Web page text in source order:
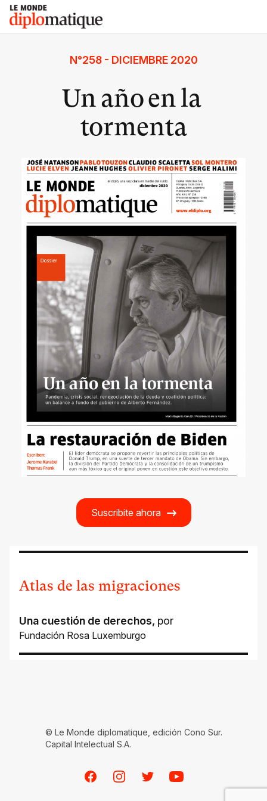
Skip
content
Le monde diplomatique
N°258 - DICIEMBRE 2020
Un año en la
tormenta
Suscribite ahora
Atlas de las migraciones
Una cuestión de derechos, por
Fundación Rosa Luxemburgo
© Le Monde diplomatique, edición Cono Sur.
Capital Intelectual S.A.
FacebookInstagramTwitterYoutube